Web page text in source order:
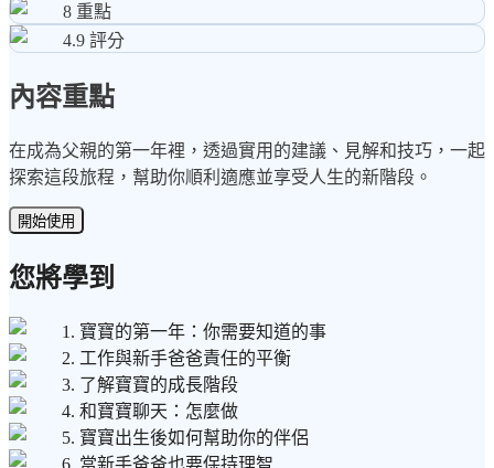
8 重點
4.9 評分
內容重點
在成為父親的第一年裡，透過實用的建議、見解和技巧，一起
探索這段旅程，幫助你順利適應並享受人生的新階段。
開始使用
您將學到
1. 寶寶的第一年：你需要知道的事
2. 工作與新手爸爸責任的平衡
3. 了解寶寶的成長階段
4. 和寶寶聊天：怎麼做
5. 寶寶出生後如何幫助你的伴侶
6. 當新手爸爸也要保持理智